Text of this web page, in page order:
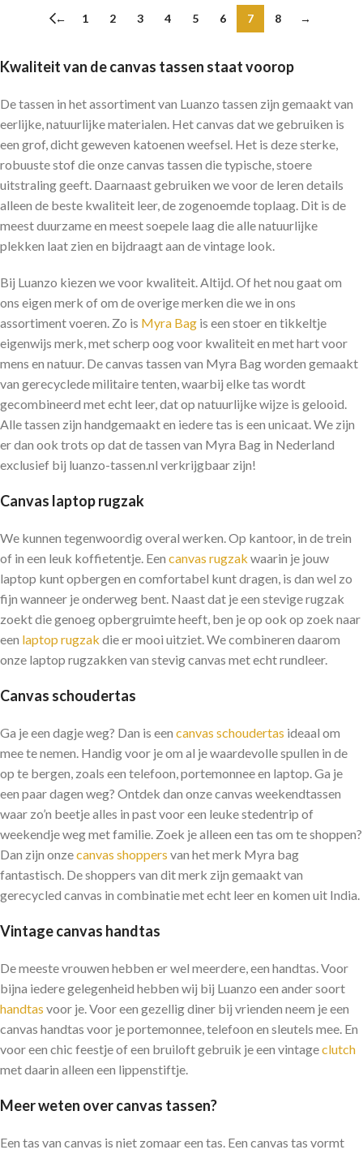
← 1 2 3 4 5 6 7 8 →
Kwaliteit van de canvas tassen staat voorop
De tassen in het assortiment van Luanzo tassen zijn gemaakt van
eerlijke, natuurlijke materialen. Het canvas dat we gebruiken is
een grof, dicht geweven katoenen weefsel. Het is deze sterke,
robuuste stof die onze canvas tassen die typische, stoere
uitstraling geeft. Daarnaast gebruiken we voor de leren details
alleen de beste kwaliteit leer, de zogenoemde toplaag. Dit is de
meest duurzame en meest soepele laag die alle natuurlijke
plekken laat zien en bijdraagt aan de vintage look.
Bij Luanzo kiezen we voor kwaliteit. Altijd. Of het nou gaat om
ons eigen merk of om de overige merken die we in ons
assortiment voeren. Zo is Myra Bag is een stoer en tikkeltje
eigenwijs merk, met scherp oog voor kwaliteit en met hart voor
mens en natuur. De canvas tassen van Myra Bag worden gemaakt
van gerecyclede militaire tenten, waarbij elke tas wordt
gecombineerd met echt leer, dat op natuurlijke wijze is gelooid.
Alle tassen zijn handgemaakt en iedere tas is een unicaat. We zijn
er dan ook trots op dat de tassen van Myra Bag in Nederland
exclusief bij luanzo-tassen.nl verkrijgbaar zijn!
Canvas laptop rugzak
We kunnen tegenwoordig overal werken. Op kantoor, in de trein
of in een leuk koffietentje. Een canvas rugzak waarin je jouw
laptop kunt opbergen en comfortabel kunt dragen, is dan wel zo
fijn wanneer je onderweg bent. Naast dat je een stevige rugzak
zoekt die genoeg opbergruimte heeft, ben je op ook op zoek naar
een laptop rugzak die er mooi uitziet. We combineren daarom
onze laptop rugzakken van stevig canvas met echt rundleer.
Canvas schoudertas
Ga je een dagje weg? Dan is een canvas schoudertas ideaal om
mee te nemen. Handig voor je om al je waardevolle spullen in de
op te bergen, zoals een telefoon, portemonnee en laptop. Ga je
een paar dagen weg? Ontdek dan onze canvas weekendtassen
waar zo’n beetje alles in past voor een leuke stedentrip of
weekendje weg met familie. Zoek je alleen een tas om te shoppen?
Dan zijn onzecanvas shoppers van het merk Myra bag
fantastisch. De shoppers van dit merk zijn gemaakt van
gerecycled canvas in combinatie met echt leer en komen uit India.
Vintage canvas handtas
De meeste vrouwen hebben er wel meerdere, een handtas. Voor
bijna iedere gelegenheid hebben wij bij Luanzo een ander soort
handtas voor je. Voor een gezellig diner bij vrienden neem je een
canvas handtas voor je portemonnee, telefoon en sleutels mee. En
voor een chic feestje of een bruiloft gebruik je een vintageclutch
met daarin alleen een lippenstiftje.
Meer weten over canvas tassen?
Een tas van canvas is niet zomaar een tas. Een canvas tas vormt